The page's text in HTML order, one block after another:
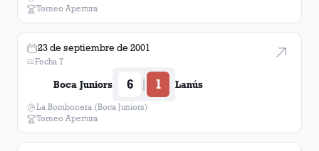
Torneo Apertura
23 de septiembre de 2001
Fecha 7
Boca Juniors 6 | 1 Lanús
La Bombonera (Boca Juniors)
Torneo Apertura